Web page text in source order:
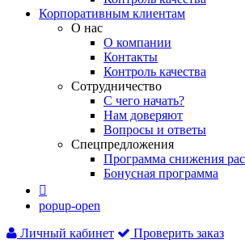
Корпоративным клиентам
О нас
О компании
Контакты
Контроль качества
Сотрудничество
С чего начать?
Нам доверяют
Вопросы и ответы
Спецпредложения
Программа снижения
Бонусная программа

popup-open
Личный кабинет
Проверить заказ